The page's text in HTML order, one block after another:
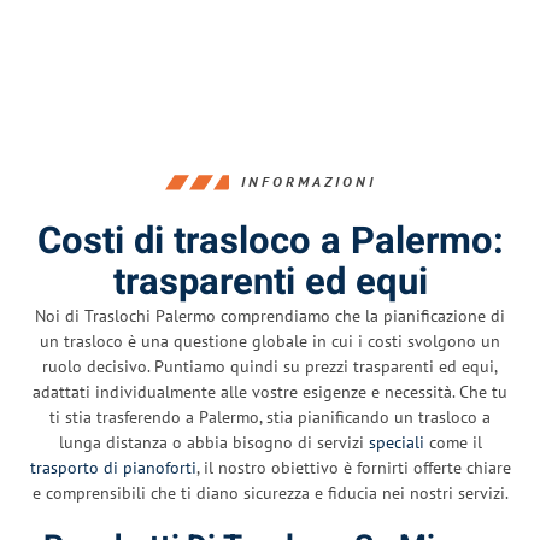
INFORMAZIONI
Costi di trasloco a Palermo:
trasparenti ed equi
Noi di Traslochi Palermo comprendiamo che la pianificazione di
un trasloco è una questione globale in cui i costi svolgono un
ruolo decisivo. Puntiamo quindi su prezzi trasparenti ed equi,
adattati individualmente alle vostre esigenze e necessità. Che tu
ti stia trasferendo a Palermo, stia pianificando un trasloco a
lunga distanza o abbia bisogno di servizi speciali come il
trasporto di pianoforti, il nostro obiettivo è fornirti offerte chiare
e comprensibili che ti diano sicurezza e fiducia nei nostri servizi.